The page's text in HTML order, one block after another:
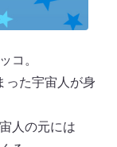
コ。
った宇宙人が身
人の元には